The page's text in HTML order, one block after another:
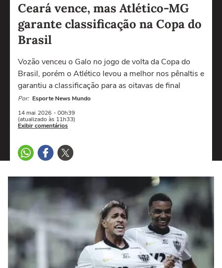
Ceará vence, mas Atlético-MG
garante classificação na Copa do
Brasil
Vozão venceu o Galo no jogo de volta da Copa do
Brasil, porém o Atlético levou a melhor nos pênaltis e
garantiu a classificação para as oitavas de final
Por: Esporte News Mundo
14 mai 2026 - 00h39
(atualizado às 11h33)
Exibir comentários